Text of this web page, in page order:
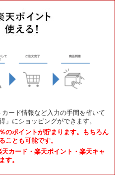
ード情報など入力の手間を省いて
」にショッピングができます。
のポイントが貯まります。もちろん
ことも可能です。
カード・楽天ポイント・楽天キャ
す。